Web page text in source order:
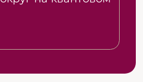
и
НЕТ